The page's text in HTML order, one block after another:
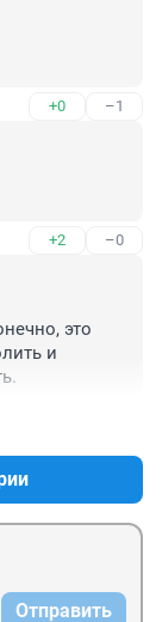
+0 –1
+2 –0
это
и
Отправить